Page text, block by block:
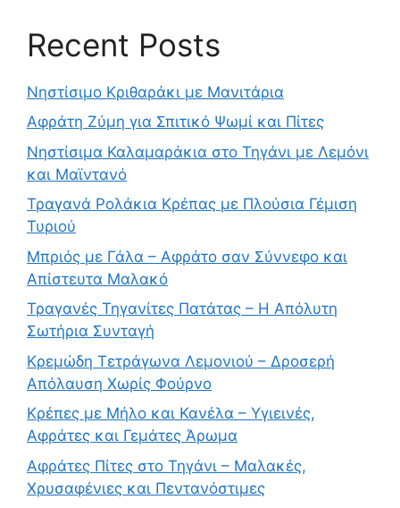
Recent Posts
Νηστίσιμο Κριθαράκι με Μανιτάρια
Αφράτη Ζύμη για Σπιτικό Ψωμί και Πίτες
Νηστίσιμα Καλαμαράκια στο Τηγάνι με Λεμόνι
και Μαϊντανό
Τραγανά Ρολάκια Κρέπας με Πλούσια Γέμιση
Τυριού
Μπριός με Γάλα – Αφράτο σαν Σύννεφο και
Απίστευτα Μαλακό
Τραγανές Τηγανίτες Πατάτας – Η Απόλυτη
Σωτήρια Συνταγή
Κρεμώδη Τετράγωνα Λεμονιού – Δροσερή
Απόλαυση Χωρίς Φούρνο
Κρέπες με Μήλο και Κανέλα – Υγιεινές,
Αφράτες και Γεμάτες Άρωμα
Αφράτες Πίτες στο Τηγάνι – Μαλακές,
Χρυσαφένιες και Πεντανόστιμες